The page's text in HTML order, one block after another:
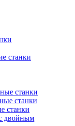
станки
станки
станки
станки
двойным